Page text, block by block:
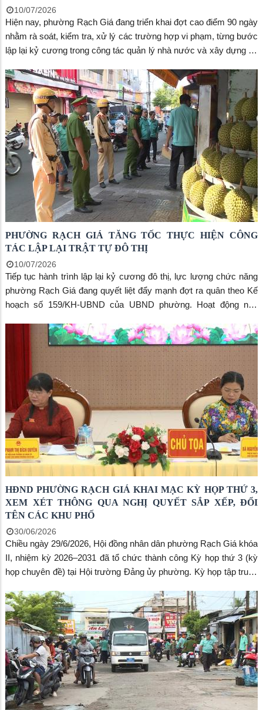
10/07/2026
Hiện nay, phường Rạch Giá đang triển khai đợt cao điểm 90 ngày
nhằm rà soát, kiểm tra, xử lý các trường hợp vi phạm, từng bước
lập lại kỷ cương trong công tác quản lý nhà nước và xây dựng đô
PHƯỜNG RẠCH GIÁ TĂNG TỐC THỰC HIỆN CÔNG
TÁC LẬP LẠI TRẬT TỰ ĐÔ THỊ
10/07/2026
Tiếp tục hành trình lập lại kỷ cương đô thị, lực lượng chức năng
phường Rạch Giá đang quyết liệt đẩy mạnh đợt ra quân theo Kế
hoạch số 159/KH-UBND của UBND phường. Hoạt động này
tỉnh An Giang về việc tăng cường công tác xử lý vi phạm trong
lĩnh vực đất đai, trật tự xây dựng, hành lang an toàn đường bộ và
HĐND PHƯỜNG RẠCH GIÁ KHAI MẠC KỲ HỌP THỨ 3,
XEM XÉT THÔNG QUA NGHỊ QUYẾT SẮP XẾP, ĐỔI
TÊN CÁC KHU PHỐ
30/06/2026
Chiều ngày 29/6/2026, Hội đồng nhân dân phường Rạch Giá khóa
II, nhiệm kỳ 2026–2031 đã tổ chức thành công Kỳ họp thứ 3 (kỳ
họp chuyên đề) tại Hội trường Đảng ủy phường. Kỳ họp tập trung
địa bàn nhằm tinh gọn bộ máy và nâng cao hiệu lực quản lý hành
chính.